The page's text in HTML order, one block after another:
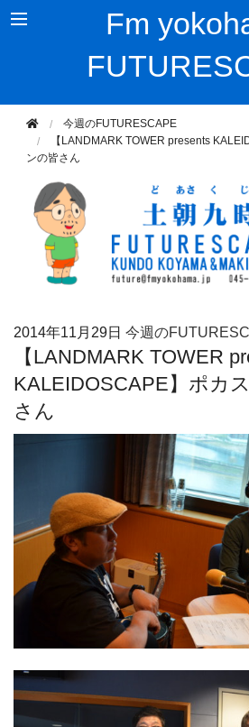
Fm
今週のFUTURESCAPE
【LANDMARK TOWER presents
ンの皆さん
2014年11月29日 今週の
【LANDMARK TOWER
KALEIDOSCAPE】ポカ
さん